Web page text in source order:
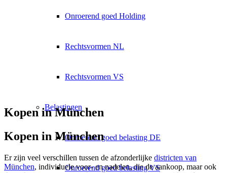
Onroerend goed Holding
Rechtsvormen NL
Rechtsvormen VS
Belastingen
Onroerend goed belasting DE
Onroerend goed belasting VS
Kopen in München
Kopen in München
Er zijn veel verschillen tussen de afzonderlijke districten van
München, individuele voor- en nadelen, die de aankoop, maar ook